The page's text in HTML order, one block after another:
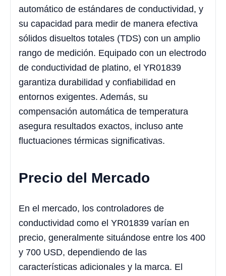
automático de estándares de conductividad, y
su capacidad para medir de manera efectiva
sólidos disueltos totales (TDS) con un amplio
rango de medición. Equipado con un electrodo
de conductividad de platino, el YR01839
garantiza durabilidad y confiabilidad en
entornos exigentes. Además, su
compensación automática de temperatura
asegura resultados exactos, incluso ante
fluctuaciones térmicas significativas.
Precio del Mercado
En el mercado, los controladores de
conductividad como el YR01839 varían en
precio, generalmente situándose entre los 400
y 700 USD, dependiendo de las
características adicionales y la marca. El